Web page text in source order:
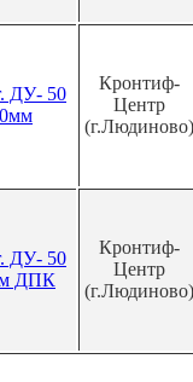
ДУ- 50
Кронтиф-
Центр
(г.Людиново)
ДУ- 50
ДПК
Кронтиф-
Центр
(г.Людиново)